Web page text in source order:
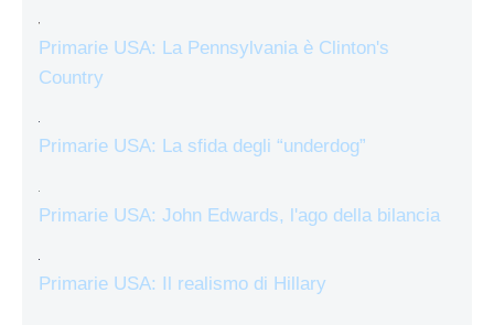
Primarie USA: La Pennsylvania è Clinton's
Country
Primarie USA: La sfida degli “underdog”
Primarie USA: John Edwards, l'ago della bilancia
Primarie USA: Il realismo di Hillary